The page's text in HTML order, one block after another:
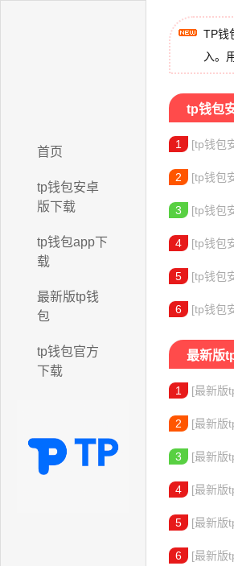
首页
tp钱包安卓
版下载
tp钱包app下
载
最新版tp钱
包
tp钱包官方
下载
TP钱
入。
tp钱包
1 [tp钱包
2 [tp钱包
3 [tp钱包
4 [tp钱包
5 [tp钱包
6 [tp钱包
最新版
1 [最新版
2 [最新版
3 [最新版
4 [最新版
5 [最新版
6 [最新版